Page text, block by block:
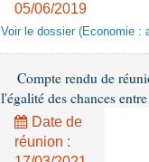
05/06/2019
Voir le dossier (Economie :
Compte rendu de
l'égalité des chances
Date de
réunion :